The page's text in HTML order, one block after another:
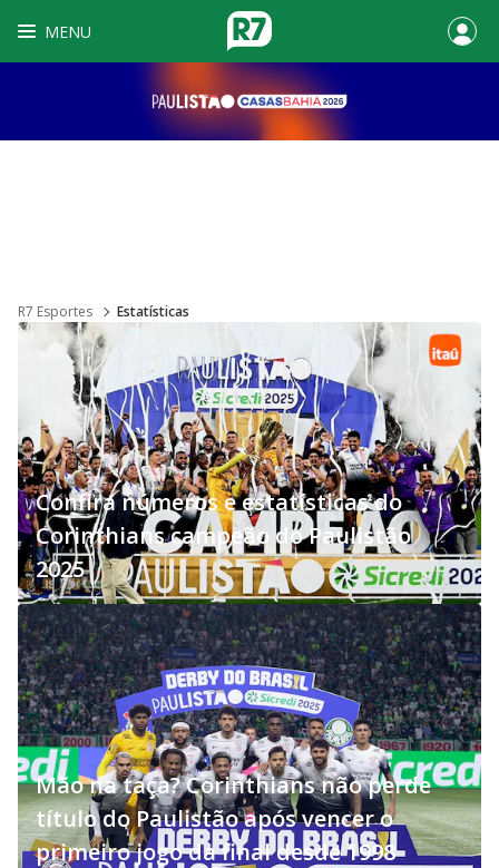
MENU
R7 Esportes Estatísticas
Confira números e estatísticas do
Corinthians campeão do Paulistão
2025
Mão na taça? Corinthians não perde
título do Paulistão após vencer o
primeiro jogo da final desde 1998